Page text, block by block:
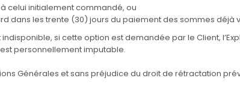
à celui initialement commandé, ou
dans les trente (30) jours du paiement des sommes déjà
si cette option est demandée par le Client,
personnellement imputable.
Générales et sans préjudice du droit de rétractation